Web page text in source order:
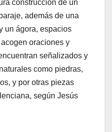
construcción de un
además de una
ágora, espacios
oraciones y
señalizados y
como piedras,
y por otras piezas
según Jesús